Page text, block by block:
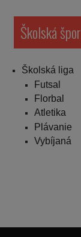
Školská
Školská liga
Futsal
Florbal
Atletika
Plávanie
Vybíjaná